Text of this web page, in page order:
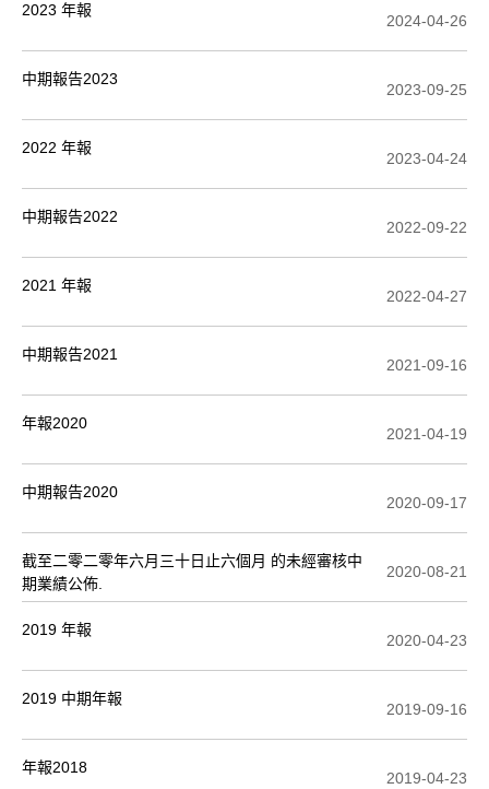
2024-04-26
2023 年報
2023-09-25
中期報告2023
2023-04-24
2022 年報
2022-09-22
中期報告2022
2022-04-27
2021 年報
2021-09-16
中期報告2021
2021-04-19
年報2020
2020-09-17
中期報告2020
2020-08-21
截至二零二零年六月三十日止六個月 的未經審核中
期業績公佈.
2020-04-23
2019 年報
2019-09-16
2019 中期年報
2019-04-23
年報2018